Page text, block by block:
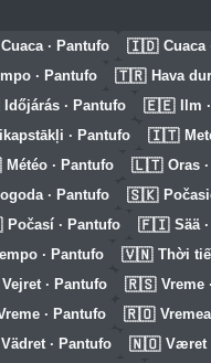
Cuaca · Pantufo 🇮🇩 Cuaca
· Pantufo 🇹🇷 Hava
Időjárás · Pantufo 🇪🇪 Ilm
· Pantufo 🇮🇹
Météo · Pantufo 🇱🇹 Oras
· Pantufo 🇸🇰
Počasí · Pantufo 🇫🇮 Sää
· Pantufo 🇻🇳 Thời
Vejret · Pantufo 🇷🇸 Vreme
· Pantufo 🇷🇴
Vädret · Pantufo 🇳🇴 Været